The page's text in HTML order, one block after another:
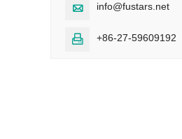
 info@fustars.net
 +86-27-59609192